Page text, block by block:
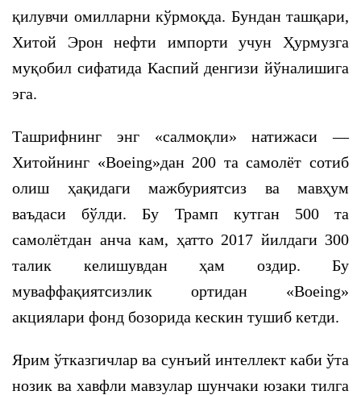
қилувчи омилларни кўрмоқда. Бундан ташқари,
Хитой Эрон нефти импорти учун Ҳурмузга
муқобил сифатида Каспий денгизи йўналишига
эга.
Ташрифнинг энг «салмоқли» натижаси —
Хитойнинг «Boeing»дан 200 та самолёт сотиб
олиш ҳақидаги мажбуриятсиз ва мавҳум
ваъдаси бўлди. Бу Трамп кутган 500 та
самолётдан анча кам, ҳатто 2017 йилдаги 300
талик келишувдан ҳам оздир. Бу
муваффақиятсизлик ортидан «Boeing»
акциялари фонд бозорида кескин тушиб кетди.
Ярим ўтказгичлар ва сунъий интеллект каби ўта
нозик ва хавфли мавзулар шунчаки юзаки тилга